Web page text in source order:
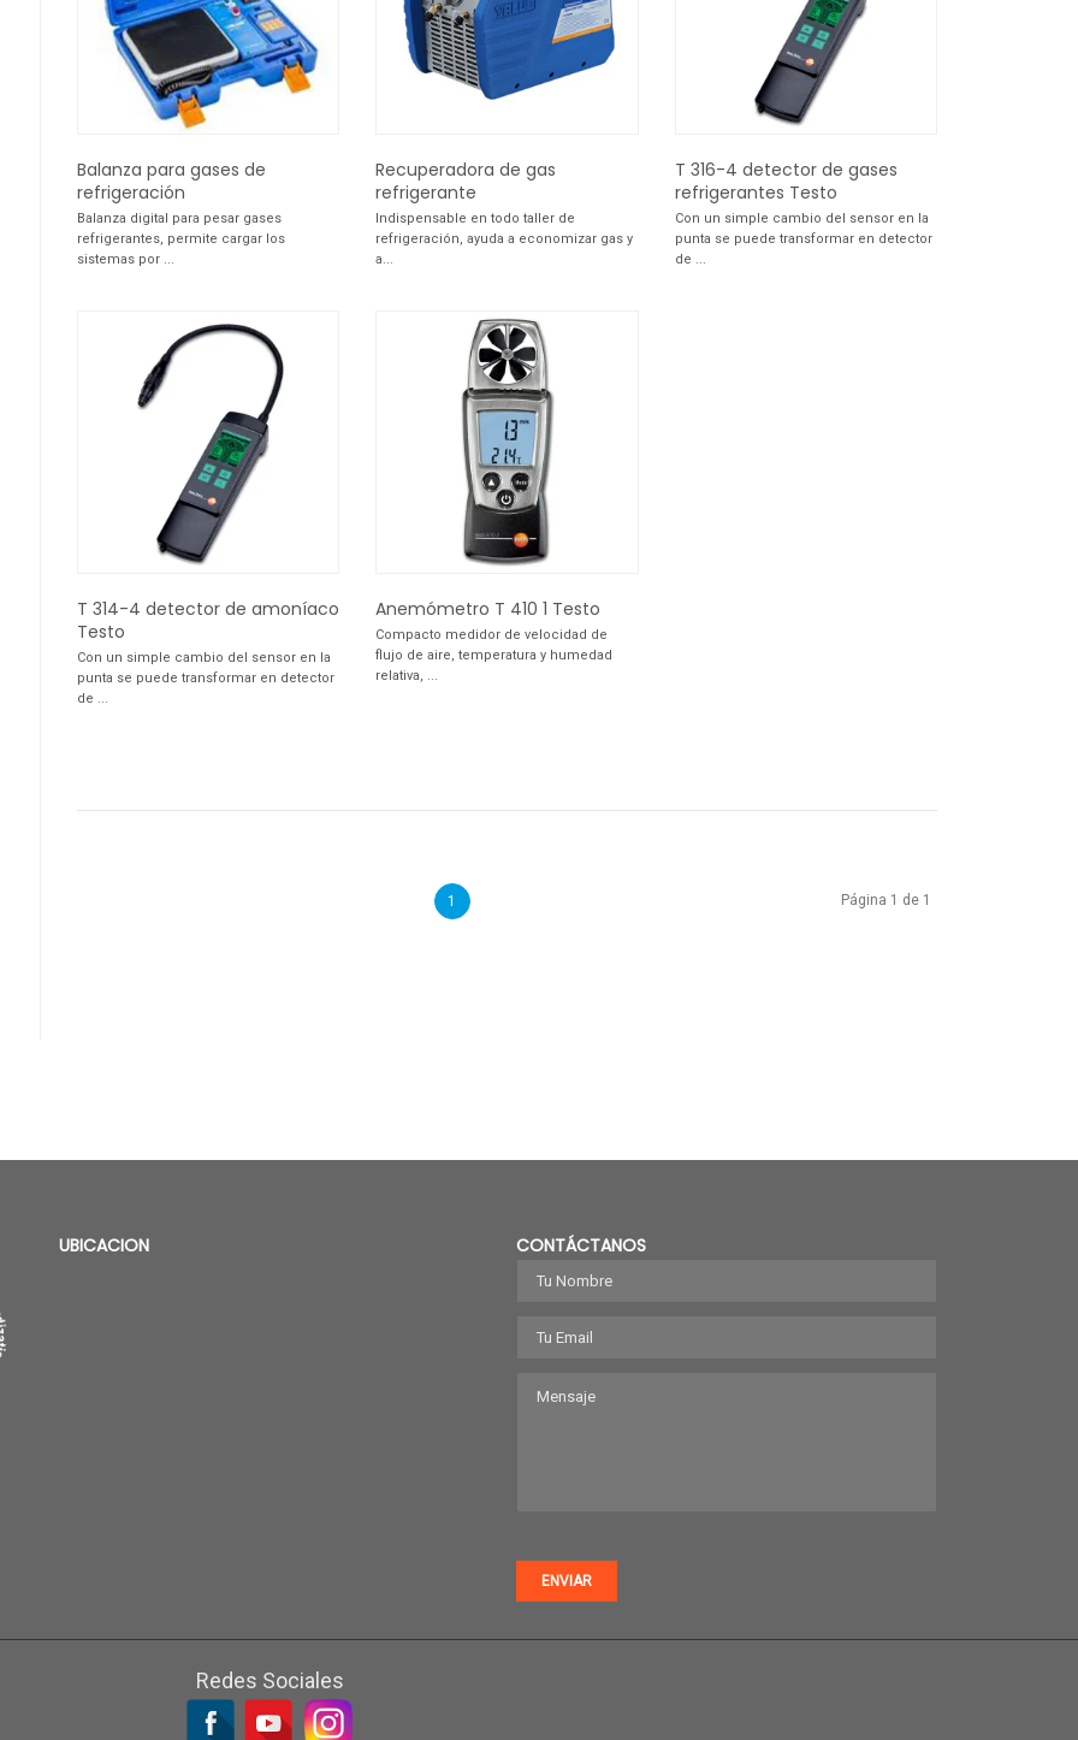
Balanza para gases de
refrigeración
Balanza digital para pesar gases
refrigerantes, permite cargar los
sistemas por ...
Recuperadora de gas
refrigerante
Indispensable en todo taller de
refrigeración, ayuda a economizar gas y
a...
T 316-4 detector de gases
refrigerantes Testo
Con un simple cambio del sensor en la
punta se puede transformar en detector
de ...
T 314-4 detector de amoníaco
Testo
Con un simple cambio del sensor en la
punta se puede transformar en detector
de ...
Anemómetro T 410 1 Testo
Compacto medidor de velocidad de
flujo de aire, temperatura y humedad
relativa, ...
1 Página 1 de 1
UBICACION CONTÁCTANOS
ENVIAR
Redes Sociales